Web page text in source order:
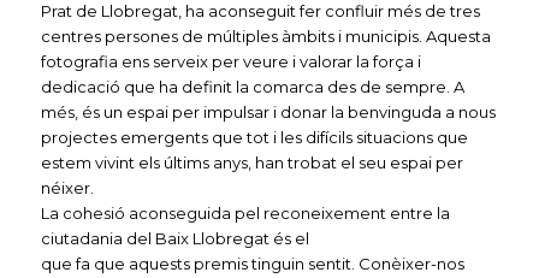
Prat de Llobregat, ha aconseguit fer confluir més de tres
centres persones de múltiples àmbits i municipis. Aquesta
fotografia ens serveix per veure i valorar la força i
dedicació que ha definit la comarca des de sempre. A
més, és un espai per impulsar i donar la benvinguda a nous
projectes emergents que tot i les difícils situacions que
estem vivint els últims anys, han trobat el seu espai per
néixer.
La cohesió aconseguida pel reconeixement entre la
ciutadania del Baix Llobregat és el
que fa que aquests premis tinguin sentit. Conèixer-nos